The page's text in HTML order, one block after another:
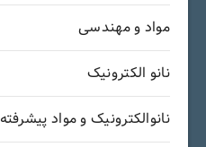
مواد و مهندسی
نانو الکترونیک
نانوالکترونیک و مواد پیشرفته